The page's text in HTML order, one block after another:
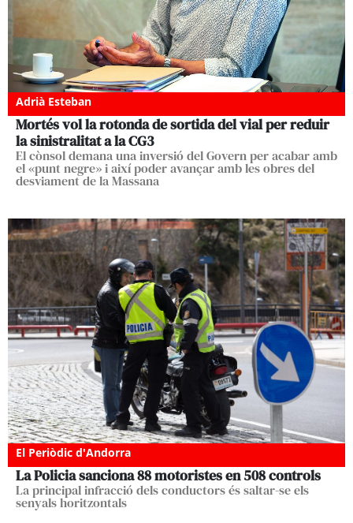
Adrià Esteban
Mortés vol la rotonda de sortida del vial per reduir
la sinistralitat a la CG3
El cònsol demana una inversió del Govern per acabar amb
el «punt negre» i així poder avançar amb les obres del
desviament de la Massana
El Periòdic d'Andorra
La Policia sanciona 88 motoristes en 508 controls
La principal infracció dels conductors és saltar-se els
senyals horitzontals